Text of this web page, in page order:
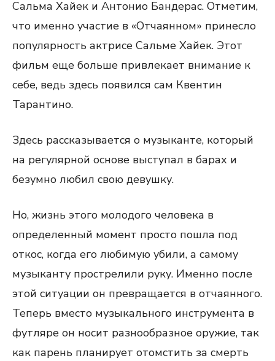
Сальма Хайек и Антонио Бандерас. Отметим,
что именно участие в «Отчаянном» принесло
популярность актрисе Сальме Хайек. Этот
фильм еще больше привлекает внимание к
себе, ведь здесь появился сам Квентин
Тарантино.
Здесь рассказывается о музыканте, который
на регулярной основе выступал в барах и
безумно любил свою девушку.
Но, жизнь этого молодого человека в
определенный момент просто пошла под
откос, когда его любимую убили, а самому
музыканту прострелили руку. Именно после
этой ситуации он превращается в отчаянного.
Теперь вместо музыкального инструмента в
футляре он носит разнообразное оружие, так
как парень планирует отомстить за смерть